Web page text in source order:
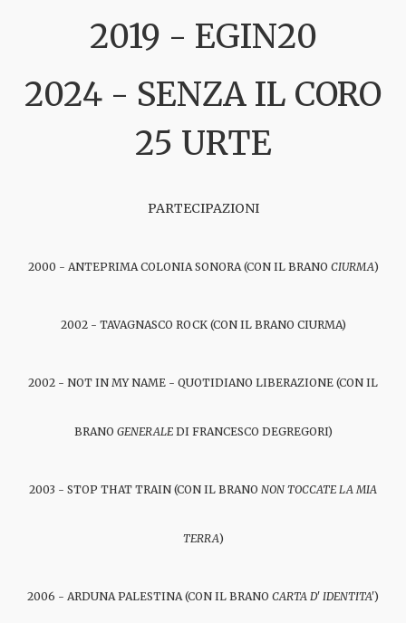
2019 - EGIN20
2024 - SENZA IL CORO
25 URTE
PARTECIPAZIONI
2000 - ANTEPRIMA COLONIA SONORA (CON IL BRANO CIURMA)
2002 - TAVAGNASCO ROCK (CON IL BRANO CIURMA)
2002 - NOT IN MY NAME - QUOTIDIANO LIBERAZIONE (CON IL
BRANO GENERALEDI FRANCESCO DEGREGORI)
2003 - STOP THAT TRAIN (CON IL BRANO NON TOCCATE LA MIA
TERRA)
2006 - ARDUNA PALESTINA (CON IL BRANO CARTA D' IDENTITA')